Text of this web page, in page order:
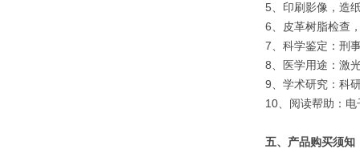
5、印刷影像，造
6、皮革树脂检查
7、科学鉴定：刑
8、医学用途：激
9、学术研究：科
10、阅读帮助：
五、产品购买须知